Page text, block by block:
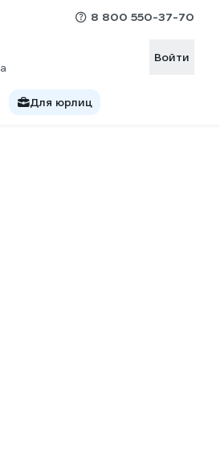
8 800 550-37-70
Войти
Для юрлиц